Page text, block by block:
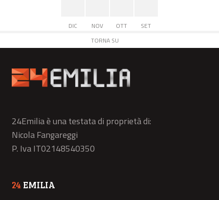
DIC NOV OTT
SET
TORNA SU
24Emilia è una testata di proprietà di:
Nicola Fangareggi
P. Iva IT02148540350
24 EMILIA